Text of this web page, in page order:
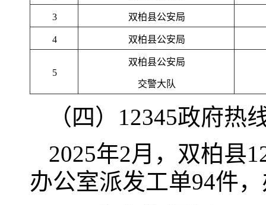
3 双柏县公安局
4 双柏县公安局
5
双柏县公安局
交警大队
（四）12345政府热
2025年2月，双柏县
办公室派发工单94件